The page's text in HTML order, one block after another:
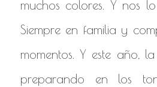
muchos colores. Y nos
Siempre en familia y
momentos. Y este año,
preparando en los